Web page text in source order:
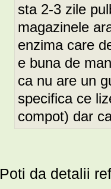
sta 2-3 zile
magazinele
enzima care
e buna de
ca nu are un
specifica ce
compot) dar
Poti da detalii